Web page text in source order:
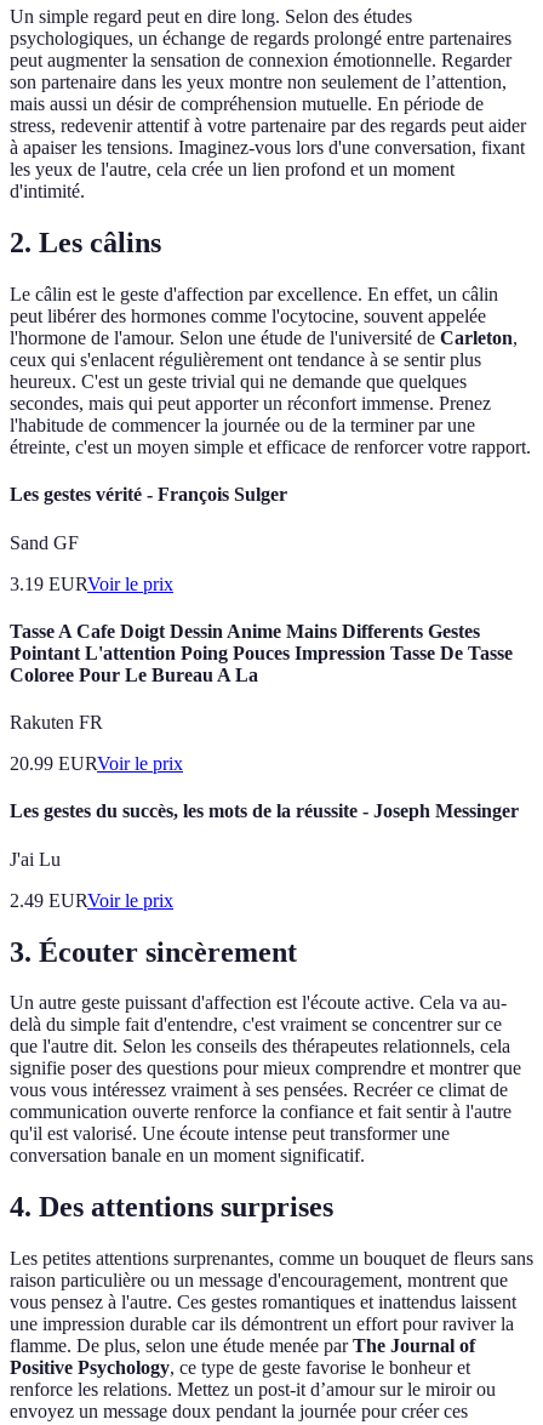
Un simple regard peut en dire long. Selon des études
psychologiques, un échange de regards prolongé entre partenaires
peut augmenter la sensation de connexion émotionnelle. Regarder
son partenaire dans les yeux montre non seulement de l’attention,
mais aussi un désir de compréhension mutuelle. En période de
stress, redevenir attentif à votre partenaire par des regards peut aider
à apaiser les tensions. Imaginez-vous lors d'une conversation, fixant
les yeux de l'autre, cela crée un lien profond et un moment
d'intimité.
2. Les câlins
Le câlin est le geste d'affection par excellence. En effet, un câlin
peut libérer des hormones comme l'ocytocine, souvent appelée
l'hormone de l'amour. Selon une étude de l'université de Carleton,
ceux qui s'enlacent régulièrement ont tendance à se sentir plus
heureux. C'est un geste trivial qui ne demande que quelques
secondes, mais qui peut apporter un réconfort immense. Prenez
l'habitude de commencer la journée ou de la terminer par une
étreinte, c'est un moyen simple et efficace de renforcer votre rapport.
Les gestes vérité - François Sulger
Sand GF
3.19 EURVoir le prix
Tasse A Cafe Doigt Dessin Anime Mains Differents Gestes
Pointant L'attention Poing Pouces Impression Tasse De Tasse
Coloree Pour Le Bureau A La
Rakuten FR
20.99 EURVoir le prix
Les gestes du succès, les mots de la réussite - Joseph Messinger
J'ai Lu
2.49 EURVoir le prix
3. Écouter sincèrement
Un autre geste puissant d'affection est l'écoute active. Cela va au-
delà du simple fait d'entendre, c'est vraiment se concentrer sur ce
que l'autre dit. Selon les conseils des thérapeutes relationnels, cela
signifie poser des questions pour mieux comprendre et montrer que
vous vous intéressez vraiment à ses pensées. Recréer ce climat de
communication ouverte renforce la confiance et fait sentir à l'autre
qu'il est valorisé. Une écoute intense peut transformer une
conversation banale en un moment significatif.
4. Des attentions surprises
Les petites attentions surprenantes, comme un bouquet de fleurs sans
raison particulière ou un message d'encouragement, montrent que
vous pensez à l'autre. Ces gestes romantiques et inattendus laissent
une impression durable car ils démontrent un effort pour raviver la
flamme. De plus, selon une étude menée parThe Journal of
Positive Psychology, ce type de geste favorise le bonheur et
renforce les relations. Mettez un post-it d’amour sur le miroir ou
envoyez un message doux pendant la journée pour créer ces